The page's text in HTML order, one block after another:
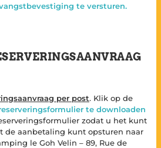
te versturen.
per post. Klik op de
te downloaden
zodat u het kunt
de aanbetaling kunt opsturen naar
le Goh Velin – 89, Rue de